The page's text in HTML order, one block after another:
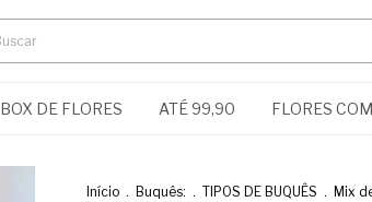
BOX DE FLORES ATÉ 99,90 FLORES
Início . Buquês: . TIPOS DE BUQUÊS . Mix